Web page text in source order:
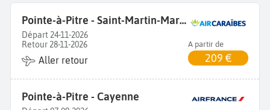
Pointe-à-Pitre - Saint-Martin-Marigot
Départ 24-11-2026
Retour 28-11-2026
Aller retour
A partir de
209 €
Pointe-à-Pitre - Cayenne